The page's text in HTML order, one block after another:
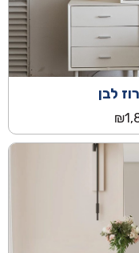
לבן
₪
הנוכחי
הוא: